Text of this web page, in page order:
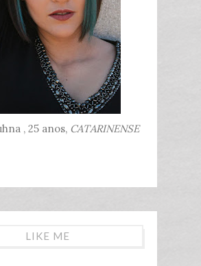
, 25 anos,CATARINENSE
LIKE ME